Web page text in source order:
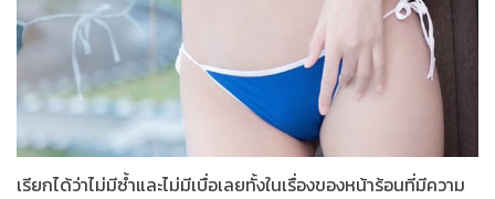
เรียกได้ว่าไม่มีซ้ำและไม่มีเบื่อเลยทั้งในเรื่องของหน้าร้อนที่มีความ